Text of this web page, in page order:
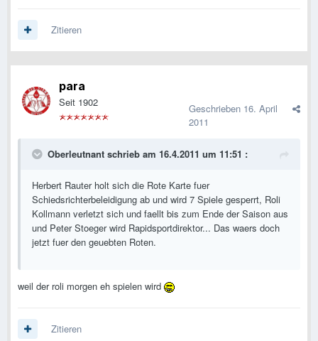
Zitieren
para
Seit 1902 Geschrieben 16. April
2011
Oberleutnant schrieb am 16.4.2011 um 11:51 :
Herbert Rauter holt sich die Rote Karte fuer
Schiedsrichterbeleidigung ab und wird 7 Spiele gesperrt, Roli
Kollmann verletzt sich und faellt bis zum Ende der Saison aus
und Peter Stoeger wird Rapidsportdirektor... Das waers doch
jetzt fuer den geuebten Roten.
weil der roli morgen eh spielen wird
Zitieren